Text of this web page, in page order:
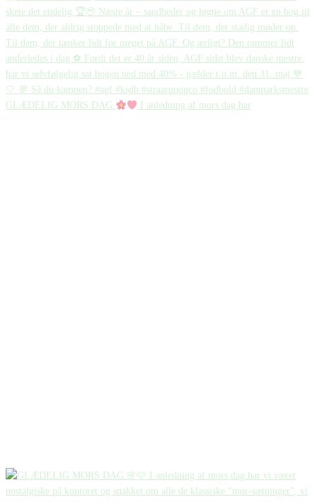
GLÆDELIG MORS DAG I anledning af mors dag har